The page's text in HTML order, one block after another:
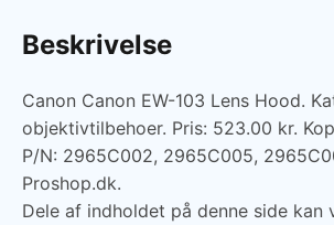
Beskrivelse
Canon Canon EW-103 Lens Hood.
objektivtilbehoer. Pris: 523.00 kr.
P/N: 2965C002, 2965C005,
Proshop.dk.
Dele af indholdet på denne side kan